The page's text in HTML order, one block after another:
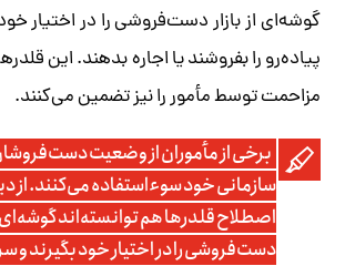
گوشه‌ای از بازار دست‌فروشی را در اختیار
پیاده‌رو را بفروشند یا اجاره بدهند. این
مزاحمت توسط مأمور را نیز تضمین می‌کنند.
برخی از مأموران از وضعیت
سازمانی خود سوءاستفاده می‌کنند. از
اصطلاح قلدرها هم توانسته‌اند گوشه‌ای
دست‌فروشی را در اختیار خود بگیرند و